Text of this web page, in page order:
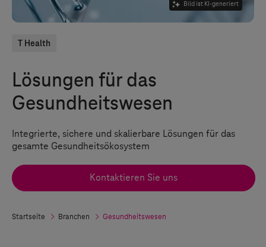
Bild ist KI-generiert
T Health
Lösungen für das
Gesundheitswesen
Integrierte, sichere und skalierbare Lösungen für das
gesamte Gesundheitsökosystem
Kontaktieren Sie uns
Startseite Branchen Gesundheitswesen